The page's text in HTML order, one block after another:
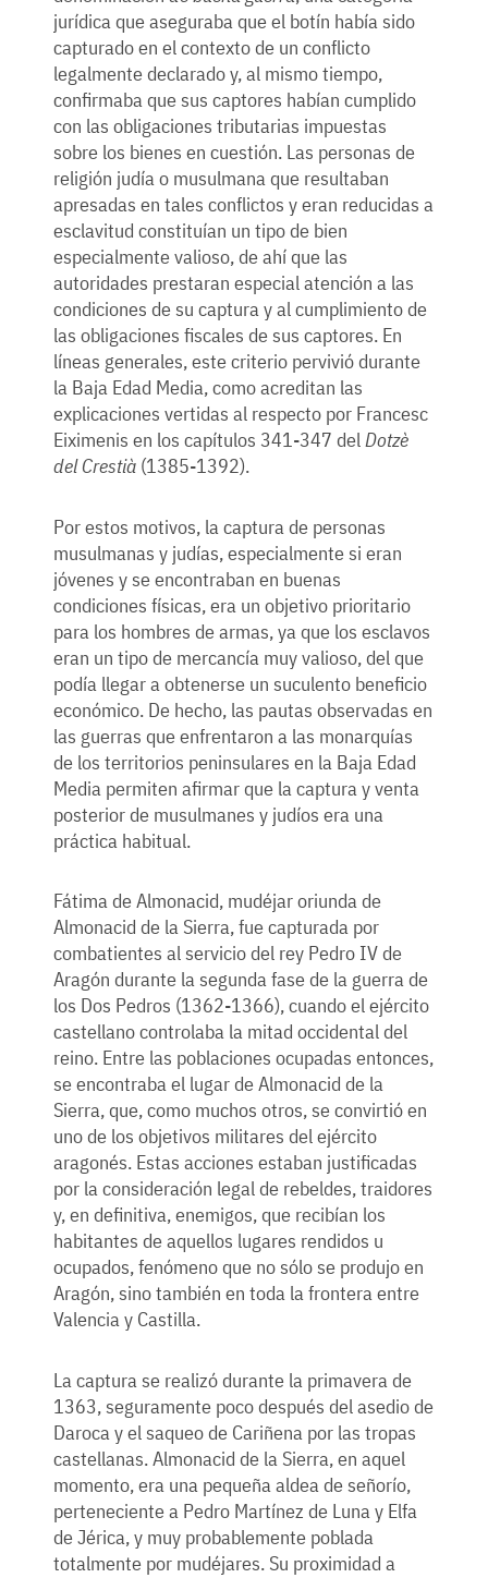
jurídica que aseguraba que el botín había sido
capturado en el contexto de un conflicto
legalmente declarado y, al mismo tiempo,
confirmaba que sus captores habían cumplido
con las obligaciones tributarias impuestas
sobre los bienes en cuestión. Las personas de
religión judía o musulmana que resultaban
apresadas en tales conflictos y eran reducidas a
esclavitud constituían un tipo de bien
especialmente valioso, de ahí que las
autoridades prestaran especial atención a las
condiciones de su captura y al cumplimiento de
las obligaciones fiscales de sus captores. En
líneas generales, este criterio pervivió durante
la Baja Edad Media, como acreditan las
explicaciones vertidas al respecto por Francesc
Eiximenis en los capítulos 341-347 delDotzè
del Crestià (1385-1392).
Por estos motivos, la captura de personas
musulmanas y judías, especialmente si eran
jóvenes y se encontraban en buenas
condiciones físicas, era un objetivo prioritario
para los hombres de armas, ya que los esclavos
eran un tipo de mercancía muy valioso, del que
podía llegar a obtenerse un suculento beneficio
económico. De hecho, las pautas observadas en
las guerras que enfrentaron a las monarquías
de los territorios peninsulares en la Baja Edad
Media permiten afirmar que la captura y venta
posterior de musulmanes y judíos era una
práctica habitual.
Fátima de Almonacid, mudéjar oriunda de
Almonacid de la Sierra, fue capturada por
combatientes al servicio del rey Pedro IV de
Aragón durante la segunda fase de la guerra de
los Dos Pedros (1362-1366), cuando el ejército
castellano controlaba la mitad occidental del
reino. Entre las poblaciones ocupadas entonces,
se encontraba el lugar de Almonacid de la
Sierra, que, como muchos otros, se convirtió en
uno de los objetivos militares del ejército
aragonés. Estas acciones estaban justificadas
por la consideración legal de rebeldes, traidores
y, en definitiva, enemigos, que recibían los
habitantes de aquellos lugares rendidos u
ocupados, fenómeno que no sólo se produjo en
Aragón, sino también en toda la frontera entre
Valencia y Castilla.
La captura se realizó durante la primavera de
1363, seguramente poco después del asedio de
Daroca y el saqueo de Cariñena por las tropas
castellanas. Almonacid de la Sierra, en aquel
momento, era una pequeña aldea de señorío,
perteneciente a Pedro Martínez de Luna y Elfa
de Jérica, y muy probablemente poblada
totalmente por mudéjares. Su proximidad a